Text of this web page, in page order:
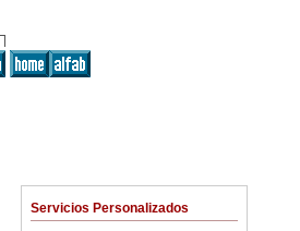
Servicios Personalizados